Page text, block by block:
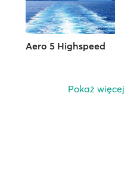
Aero 5 Highspeed
Pokaż więcej